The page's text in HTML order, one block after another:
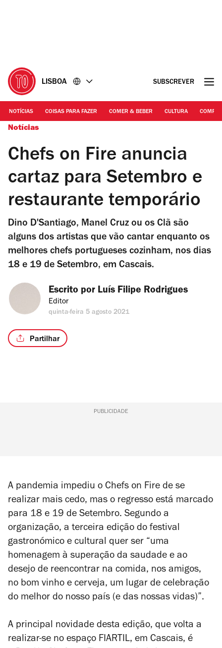
LISBOA SUBSCREVER
NOTÍCIAS COISAS PARA FAZER COMER & BEBER CULTURA
Notícias
Chefs on Fire anuncia
cartaz para Setembro e
restaurante temporário
Dino D'Santiago, Manel Cruz ou os Clã são
alguns dos artistas que vão cantar enquanto os
melhores chefs portugueses cozinham, nos dias
18 e 19 de Setembro, em Cascais.
Escrito por Luís Filipe Rodrigues
Editor
quinta-feira 5 agosto 2021
Partilhar
PUBLICIDADE
A pandemia impediu o Chefs on Fire de se
realizar mais cedo, mas o regresso está marcado
para 18 e 19 de Setembro. Segundo a
organização, a terceira edição do festival
gastronómico e cultural quer ser
uma
homenagem à superação da saudade e ao
desejo de reencontrar na comida, nos amigos,
no bom vinho e cerveja, um lugar de celebração
do melhor do nosso país (e das nossas vidas)” .
A principal novidade desta edição, que volta a
realizar-se no espaço FIARTIL, em Cascais, é